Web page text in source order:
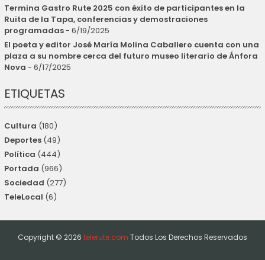
Termina Gastro Rute 2025 con éxito de participantes en la
Ruita de la Tapa, conferencias y demostraciones
programadas- 6/19/2025
El poeta y editor José María Molina Caballero cuenta con una
plaza a su nombre cerca del futuro museo literario de Ánfora
Nova - 6/17/2025
ETIQUETAS
Cultura (180)
Deportes (49)
Política (444)
Portada (966)
Sociedad (277)
TeleLocal (6)
Copyright © 2026 telerute.com Todos Los Derechos Reservados